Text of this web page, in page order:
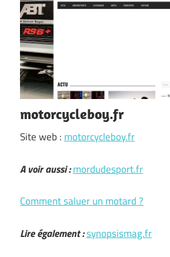
motorcycleboy.fr
Site web : motorcycleboy.fr
A voir aussi :mordudesport.fr
Comment saluer un motard ?
Lire également :synopsismag.fr